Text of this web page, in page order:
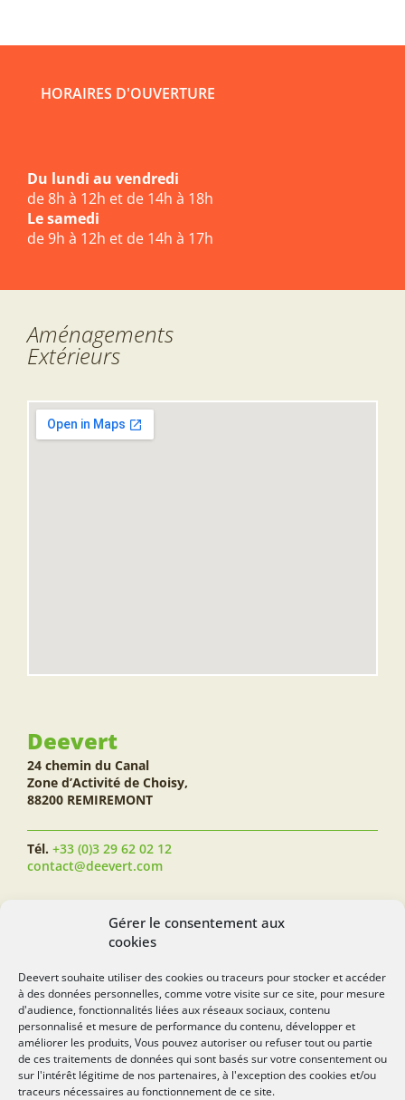
Gérer le consentement aux
cookies
Deevert souhaite utiliser des cookies ou traceurs pour stocker et accéder
à des données personnelles, comme votre visite sur ce site, pour mesure
d'audience, fonctionnalités liées aux réseaux sociaux, contenu
personnalisé et mesure de performance du contenu, développer et
améliorer les produits, Vous pouvez autoriser ou refuser tout ou partie
de ces traitements de données qui sont basés sur votre consentement ou
sur l'intérêt légitime de nos partenaires, à l'exception des cookies et/ou
traceurs nécessaires au fonctionnement de ce site.
HORAIRES D'OUVERTURE
Du lundi au vendredi
de 8h à 12h et de 14h à 18h
Le samedi
de 9h à 12h et de 14h à 17h
Aménagements
Extérieurs
Deevert
24 chemin du Canal
Zone d’Activité de Choisy,
88200 REMIREMONT
Tél. +33 (0)3 29 62 02 12
contact@deevert.com
SUIVEZ-NOUS...
deevert.com